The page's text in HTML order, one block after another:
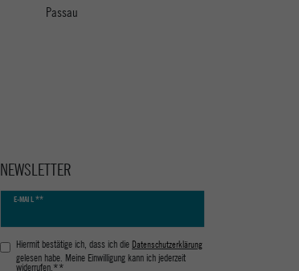
Passau
NEWSLETTER
E-MAIL **
Newsletter
Hiermit bestätige ich, dass ich die Daten­schutz­erklärung
gelesen habe. Meine Einwilligung kann ich jederzeit
widerrufen.**